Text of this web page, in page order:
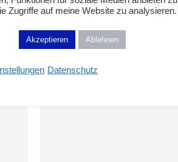
Zugriffe auf meine Website zu analysieren.
Akzeptieren Ablehnen
Datenschutz